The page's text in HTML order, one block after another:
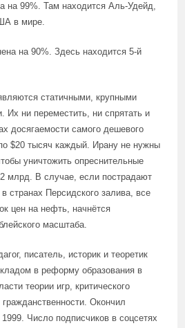
на 99%. Там находится Аль-Удейд,
в мире.
на 90%. Здесь находится 5-й
статичными, крупными
ни переместить, ни спрятать и
досягаемости самого дешевого
$20 тысяч каждый. Ирану не нужны
уничтожить опреснительные
млрд. В случае, если пострадают
странах Персидского залива, все
цен на нефть, начнётся
масштаба.
писатель, историк и теоретик
в реформу образования в
теории игр, критического
Окончил
Число подписчиков в соцсетях